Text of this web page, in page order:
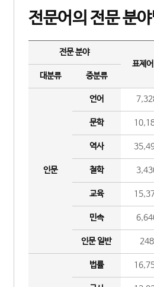
전문어의 전문 분
전문 분야
표제
대분류
중분류
인문
언어
문학
역사
철학
교육
민속
인문 일반 248
법률